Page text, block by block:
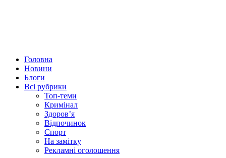
Головна
Новини
Блоги
Всі рубрики
Топ-теми
Кримінал
Здоров’я
Відпочинок
Спорт
На замітку
Рекламні оголошення